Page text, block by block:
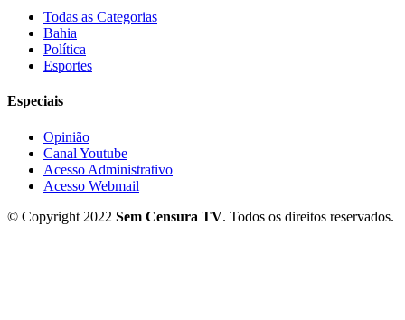
Todas as Categorias
Bahia
Política
Esportes
Especiais
Opinião
Canal Youtube
Acesso Administrativo
Acesso Webmail
© Copyright 2022 Sem Censura TV. Todos os direitos reservados.